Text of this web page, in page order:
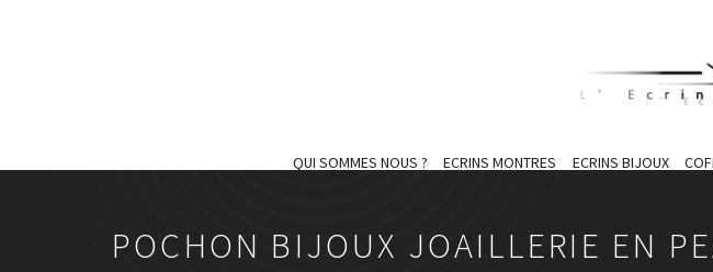
QUI SOMMES NOUS ? ECRINS MONTRES ECRINS BIJOUX
POCHON BIJOUX JOAILLERIE EN